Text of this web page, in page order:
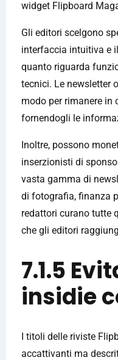
widget Flipboard
Gli editori scelgono
interfaccia intuitiva e
quanto riguarda
tecnici. Le newsletter
modo per rimanere in
fornendogli le
Inoltre, possono
inserzionisti di
vasta gamma di
di fotografia, finanza
redattori curano tutte
che gli editori
7.1.5
insidie
I titoli delle riviste
accattivanti ma